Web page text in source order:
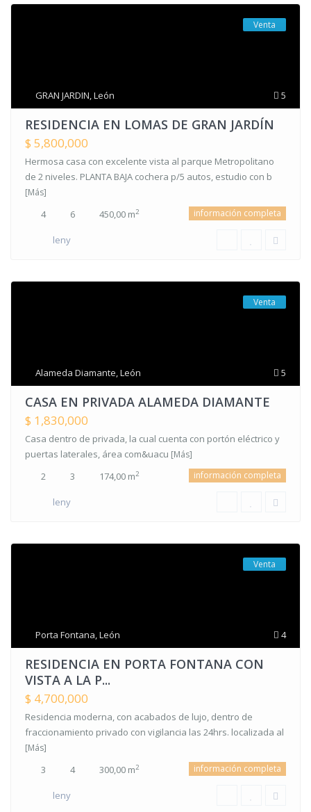
5
GRAN JARDIN,León
Venta
RESIDENCIA EN LOMAS DE GRAN JARDÍN
$ 5,800,000
Hermosa casa con excelente vista al parque Metropolitano
de 2 niveles. PLANTA BAJA cochera p/5 autos, estudio con b
[Más]
4 6 450,00 m2 información completa
leny
5
Alameda Diamante,León
Venta
CASA EN PRIVADA ALAMEDA DIAMANTE
$ 1,830,000
Casa dentro de privada, la cual cuenta con portón eléctrico y
puertas laterales, área com&uacu [Más]
2 3 174,00 m2 información completa
leny
4
Porta Fontana,León
Venta
RESIDENCIA EN PORTA FONTANA CON
VISTA A LA P...
$ 4,700,000
Residencia moderna, con acabados de lujo, dentro de
fraccionamiento privado con vigilancia las 24hrs. localizada al
[Más]
3 4 300,00 m2 información completa
leny